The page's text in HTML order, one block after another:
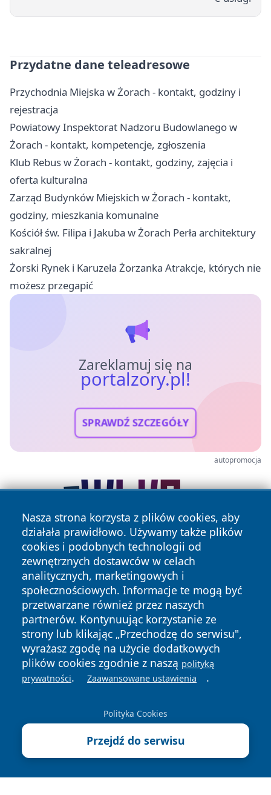
Przydatne dane teleadresowe
Przychodnia Miejska w Żorach - kontakt, godziny i
rejestracja
Powiatowy Inspektorat Nadzoru Budowlanego w
Żorach - kontakt, kompetencje, zgłoszenia
Klub Rebus w Żorach - kontakt, godziny, zajęcia i
oferta kulturalna
Zarząd Budynków Miejskich w Żorach - kontakt,
godziny, mieszkania komunalne
Kościół św. Filipa i Jakuba w Żorach Perła architektury
sakralnej
Żorski Rynek i Karuzela Żorzanka Atrakcje, których nie
możesz przegapić
Zareklamuj się na
portalzory.pl!
SPRAWDŹ SZCZEGÓŁY
autopromocja
Nasza strona korzysta z plików cookies, aby
działała prawidłowo. Używamy także plików
cookies i podobnych technologii od
zewnętrznych dostawców w celach
analitycznych, marketingowych i
społecznościowych. Informacje te mogą być
przetwarzane również przez naszych
partnerów. Kontynuując korzystanie ze
strony lub klikając „Przechodzę do serwisu",
wyrażasz zgodę na użycie dodatkowych
plików cookies zgodnie z naszą polityką
prywatności. Zaawansowane ustawienia .
Polityka Cookies
Przejdź do serwisu
Copyright © 2026 portalzory.pl Wszystkie prawa zastrzeżone.
News Autorzy
Polityka
Prywatności
Polityka
Cookies